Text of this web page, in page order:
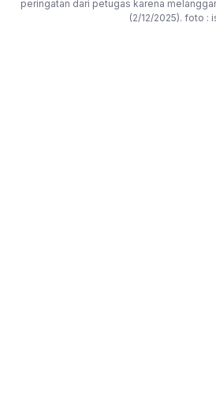
peringatan dari petugas karena
(2/12/2025). foto :